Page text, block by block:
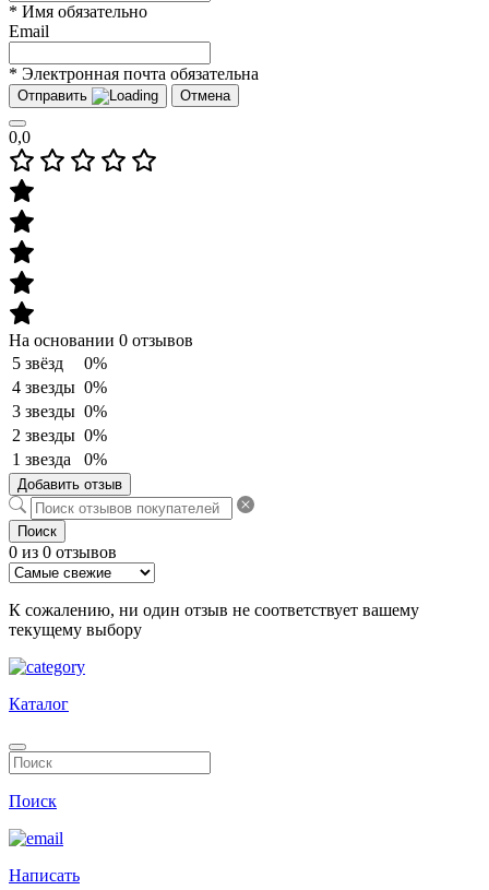
* Имя обязательно
Email
* Электронная почта обязательна
Отправить Отмена
0,0
На основании 0 отзывов
5 звёзд
0%
4 звезды 0%
3 звезды 0%
2 звезды 0%
1 звезда
0%
Добавить отзыв
Поиск
0 из 0 отзывов
К сожалению, ни один отзыв не соответствует вашему
текущему выбору
Каталог
Поиск
Написать